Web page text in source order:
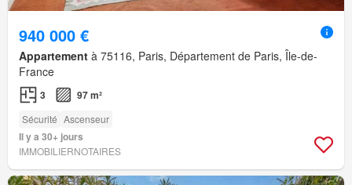
940 000 €
Appartement à 75116, Paris, Département de Paris, Île-de-
France
3 97 m²
Sécurité Ascenseur
Il y a 30+ jours
IMMOBILIERNOTAIRES